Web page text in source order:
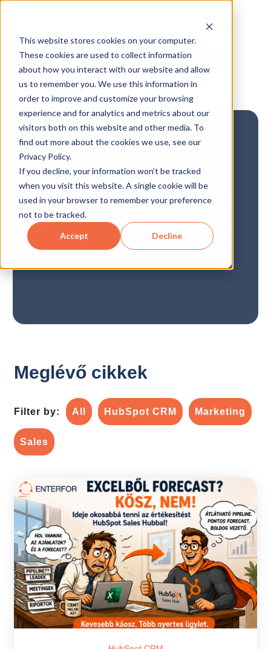
This website stores cookies on your computer.
These cookies are used to collect information
about how you interact with our website and allow
us to remember you. We use this information in
order to improve and customize your browsing
experience and for analytics and metrics about our
visitors both on this website and other media. To
find out more about the cookies we use, see our
Privacy Policy.
If you decline, your information won’t be tracked
when you visit this website. A single cookie will be
used in your browser to remember your preference
not to be tracked.
Accept Decline
Enterfor Blogcikkek
Meglévő cikkek
Filter by: All HubSpot CRM Marketing
Sales